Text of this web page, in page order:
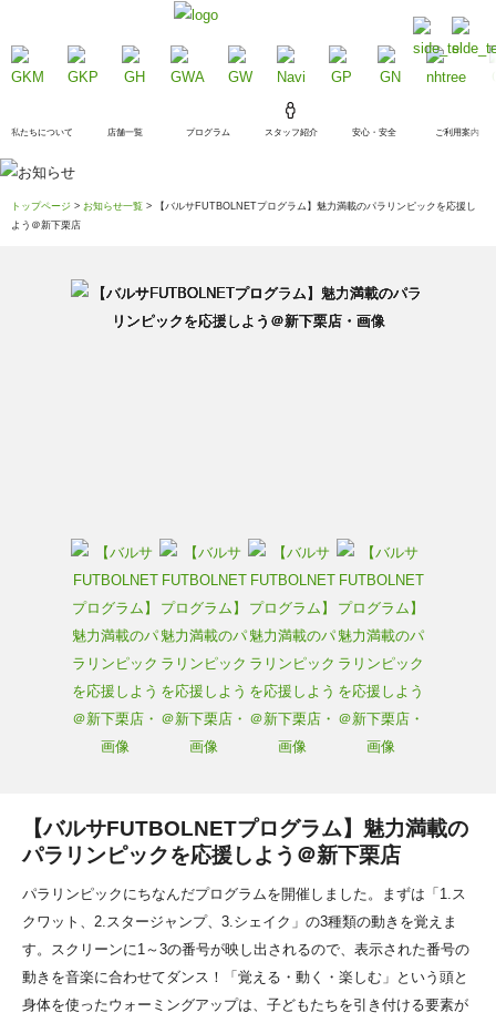
私たちについて 店舗一覧 プログラム スタッフ紹介 安心・安全 ご利用案内
トップページ > お知らせ一覧 > 【バルサFUTBOLNETプログラム】魅力満載のパラリンピックを応援し
よう＠新下栗店
【バルサFUTBOLNETプログラム】魅力満載の
パラリンピックを応援しよう＠新下栗店
パラリンピックにちなんだプログラムを開催しました。まずは「1.ス
クワット、2.スタージャンプ、3.シェイク」の3種類の動きを覚えま
す。スクリーンに1～3の番号が映し出されるので、表示された番号の
動きを音楽に合わせてダンス！「覚える・動く・楽しむ」という頭と
身体を使ったウォーミングアップは、子どもたちを引き付ける要素が